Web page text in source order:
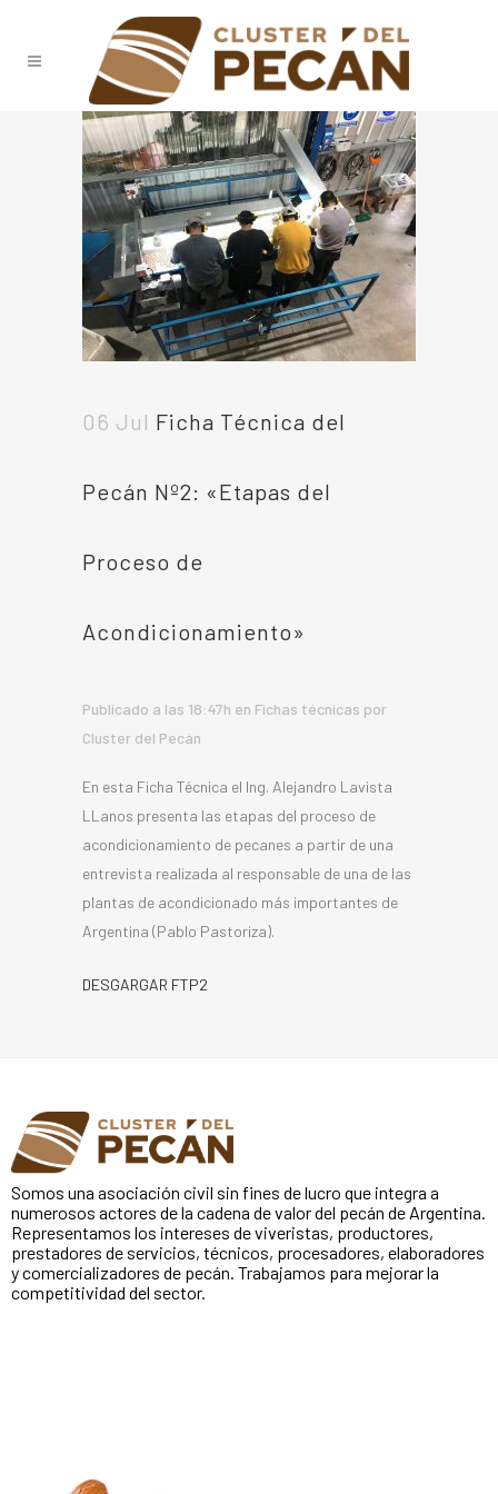
06 Jul Ficha Técnica del
Pecán Nº2: «Etapas del
Proceso de
Acondicionamiento»
Publicado a las 18:47h en Fichas técnicas por
Cluster del Pecán
En esta Ficha Técnica el Ing. Alejandro Lavista
LLanos presenta las etapas del proceso de
acondicionamiento de pecanes a partir de una
entrevista realizada al responsable de una de las
plantas de acondicionado más importantes de
Argentina (Pablo Pastoriza).
DESGARGAR FTP2
Somos una asociación civil sin fines de lucro que integra a
numerosos actores de la cadena de valor del pecán de Argentina.
Representamos los intereses de viveristas, productores,
prestadores de servicios, técnicos, procesadores, elaboradores
y comercializadores de pecán. Trabajamos para mejorar la
competitividad del sector.